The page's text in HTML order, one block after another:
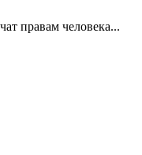
правам человека...